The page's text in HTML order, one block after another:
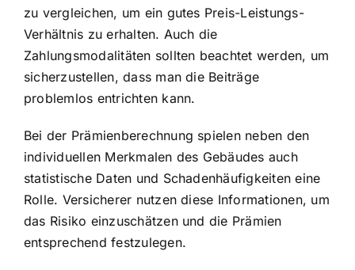
zu vergleichen, um ein gutes Preis-Leistungs-
Verhältnis zu erhalten. Auch die
Zahlungsmodalitäten sollten beachtet werden, um
sicherzustellen, dass man die Beiträge
problemlos entrichten kann.
Bei der Prämienberechnung spielen neben den
individuellen Merkmalen des Gebäudes auch
statistische Daten und Schadenhäufigkeiten eine
Rolle. Versicherer nutzen diese Informationen, um
das Risiko einzuschätzen und die Prämien
entsprechend festzulegen.